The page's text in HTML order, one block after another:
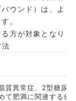
ウンド）は、よ
。
方が対象となり
質異常症、2型糖尿
て肥満に関連する健